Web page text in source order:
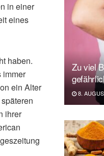
in einer
eines
haben.
immer
ein Alter
ihrer
Zu viel
8.